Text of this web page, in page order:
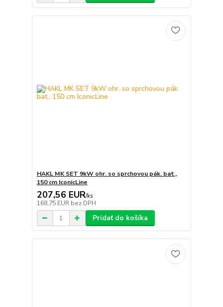
HAKL MK SET 9kW ohr. so sprchovou pák. bat.,
150 cm IconicLine
207,56 EUR/ks
168,75 EUR bez DPH
Pridať do košíka